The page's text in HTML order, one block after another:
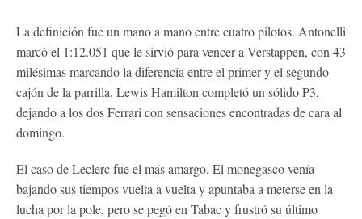
La definición fue un mano a mano entre cuatro pilotos. Antonelli
marcó el 1:12.051 que le sirvió para vencer a Verstappen, con 43
milésimas marcando la diferencia entre el primer y el segundo
cajón de la parrilla. Lewis Hamilton completó un sólido P3,
dejando a los dos Ferrari con sensaciones encontradas de cara al
domingo.
El caso de Leclerc fue el más amargo. El monegasco venía
bajando sus tiempos vuelta a vuelta y apuntaba a meterse en la
lucha por la pole, pero se pegó en Tabac y frustró su último